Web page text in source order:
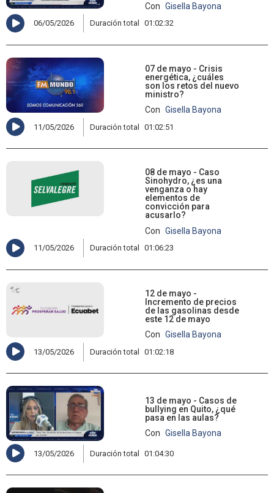
Con Gisella Bayona
06/05/2026 Duración total 01:02:32
07 de mayo - Crisis
energética, ¿cuáles
son los retos del nuevo
ministro?
Con Gisella Bayona
11/05/2026 Duración total 01:02:51
08 de mayo - Caso
Sinohydro, ¿es una
venganza o hay
elementos de
convicción para
acusarlo?
Con Gisella Bayona
11/05/2026 Duración total 01:06:23
12 de mayo -
Incremento de precios
de las gasolinas desde
este 12 de mayo
Con Gisella Bayona
13/05/2026 Duración total 01:02:18
13 de mayo - Casos de
bullying en Quito, ¿qué
pasa en las aulas?
Con Gisella Bayona
13/05/2026 Duración total 01:04:30